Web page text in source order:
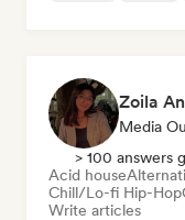
Zoila
Media
> 100 answers
Acid house
Chill/Lo-fi Hip-Hop
Write articles